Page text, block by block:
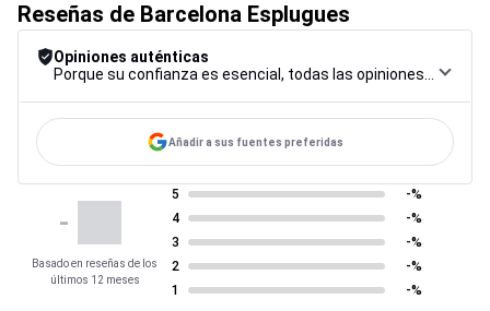
Reseñas de Barcelona Esplugues
Opiniones auténticas
Añadir a sus fuentes preferidas
-
Basado en reseñas de los
últimos 12 meses
5
-%
4
-%
3
-%
2
-%
1
-%